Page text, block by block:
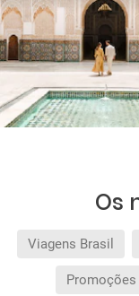
Os
Viagens Brasil